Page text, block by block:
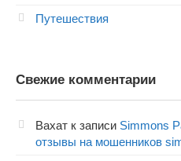
Путешествия
Свежие комментарии
Вахат к записи Simmons
отзывы на мошенников